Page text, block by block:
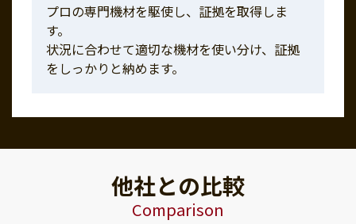
プロの専門機材を駆使し、証拠を取得しま
す。
状況に合わせて適切な機材を使い分け、証拠
をしっかりと納めます。
他社との比較
Comparison